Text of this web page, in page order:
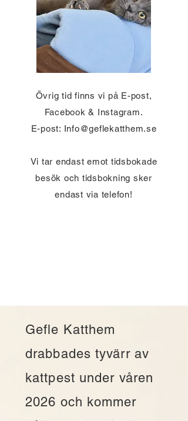
Övrig tid finns vi på E-post,
Facebook & Instagram.
E-post: Info@geflekatthem.se
Vi tar endast emot tidsbokade
besök och tidsbokning sker
endast via telefon!
Gefle Katthem
drabbades tyvärr av
kattpest under våren
2026 och kommer